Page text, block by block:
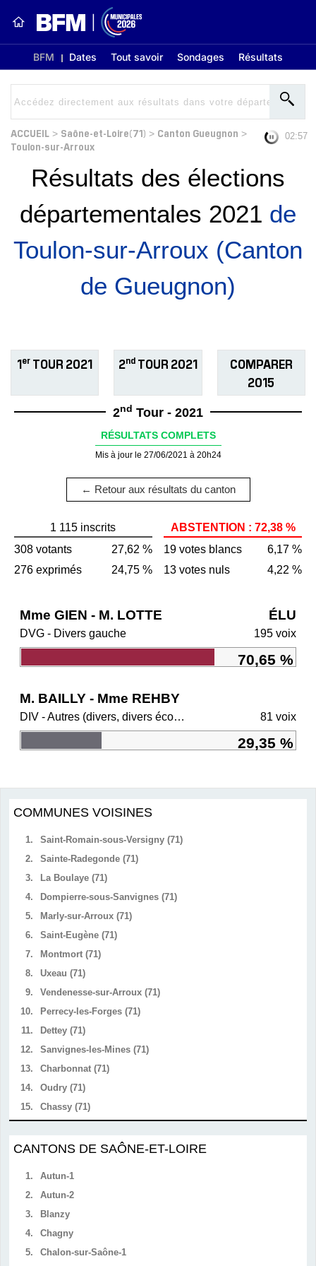
BFM Dates Tout savoir Sondages Résultats
ACCUEIL > Saône-et-Loire(71) > Canton Gueugnon >
Toulon-sur-Arroux
02:56
Résultats des élections
départementales 2021 de
Toulon-sur-Arroux (Canton
de Gueugnon)
1er TOUR 2021 2ndTOUR 2021
COMPARER
2015
2nd Tour - 2021
RÉSULTATS COMPLETS
Mis à jour le 27/06/2021 à 20h24
← Retour aux résultats du canton
1 115 inscrits
308 votants
27,62 %
276 exprimés
24,75 %
ABSTENTION : 72,38 %
19 votes blancs
6,17 %
13 votes nuls
4,22 %
Mme GIEN - M. LOTTE ÉLU
DVG - Divers gauche 195 voix
70,65 %
M. BAILLY - Mme REHBY
DIV - Autres (divers, divers écologistes, régionalistes) 81 voix
29,35 %
COMMUNES VOISINES
1.
Saint-Romain-sous-Versigny (71)
2.
Sainte-Radegonde (71)
3.
La Boulaye (71)
4.
Dompierre-sous-Sanvignes (71)
5.
Marly-sur-Arroux (71)
6.
Saint-Eugène (71)
7.
Montmort (71)
8.
Uxeau (71)
9.
Vendenesse-sur-Arroux (71)
10.
Perrecy-les-Forges (71)
11.
Dettey (71)
12.
Sanvignes-les-Mines (71)
13.
Charbonnat (71)
14.
Oudry (71)
15.
Chassy (71)
CANTONS DE SAÔNE-ET-LOIRE
1.
Autun-1
2.
Autun-2
3.
Blanzy
4.
Chagny
5.
Chalon-sur-Saône-1